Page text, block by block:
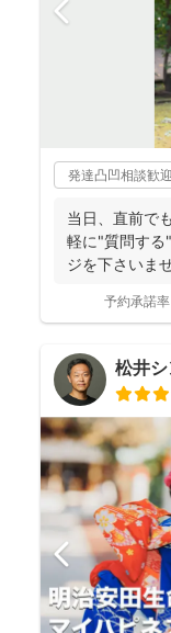
発達凸凹相談歓迎
当日、直前で
軽に"質問する
ジを下さいま
予約承諾率
松井